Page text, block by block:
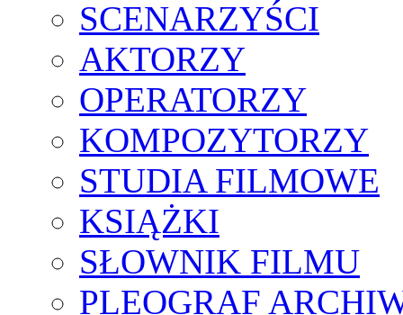
SCENARZYŚCI
AKTORZY
OPERATORZY
KOMPOZYTORZY
STUDIA FILMOWE
KSIĄŻKI
SŁOWNIK FILMU
PLEOGRAF